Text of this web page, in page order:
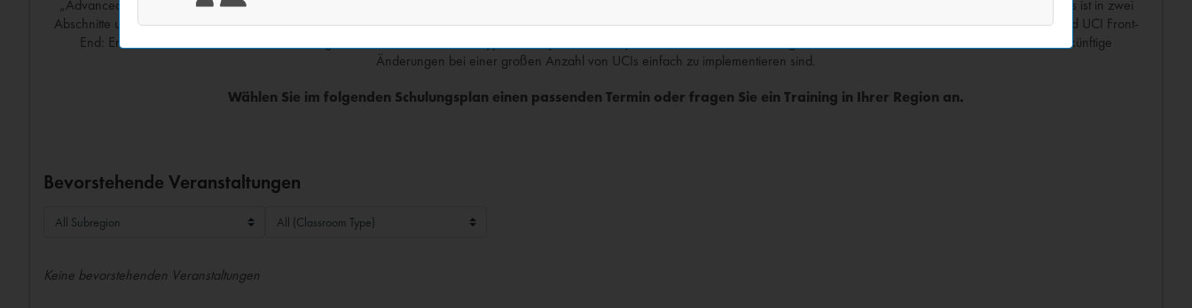
„Advanced UCI“ ist ein eintägiger Kurs, der erfahrenen Programmierern die Tools an die Hand gibt, die sie benötigen, um ihre Q-SYS UCIs auf das nächste Level zu bringen. Dieser Kurs ist in zwei
Abschnitte unterteilt: UCI Back-End: Verwendung von Steuerungselementen aus der UCI Tool-Box, Scripting mit dem UCI Controller und Erstellen von UCIs mit Templates im Hinterkopf; und UCI Front-
End: Erfahren Sie mehr über die Verwendung von Farben, Bildern, Schrifttypen und dynamischen Symbolen und deren Umsetzung mit CSS. Lernen Sie, wie Sie CSS erstellen, damit künftige
Änderungen bei einer großen Anzahl von UCIs einfach zu implementieren sind.
Wählen Sie im folgenden Schulungsplan einen passenden Termin oder fragen Sie ein Training in Ihrer Region an.
Bevorstehende Veranstaltungen
Keine bevorstehenden Veranstaltungen